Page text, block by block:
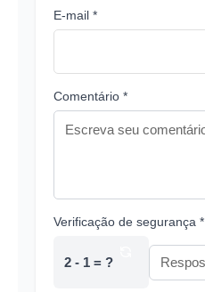
E-mail *
Comentário *
Verificação de segurança *
2 - 1 = ?